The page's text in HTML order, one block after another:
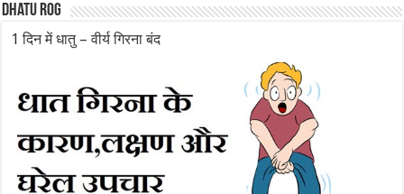
Dhatu rog
1 दिन में धातु – वीर्य गिरना बंद